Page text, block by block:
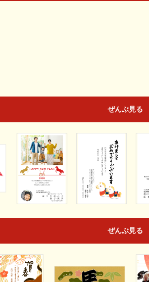
ぜんぶ見る
ぜんぶ見る